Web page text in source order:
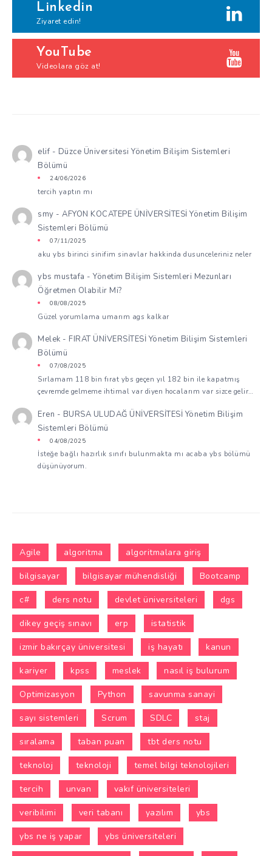
Linkedin
Ziyaret edin!
YouTube
Videolara göz at!
elif - Düzce Üniversitesi Yönetim Bilişim Sistemleri
Bölümü
24/06/2026
tercih yaptın mı
smy -AFYON KOCATEPE ÜNİVERSİTESİ Yönetim Bilişim
Sistemleri Bölümü
07/11/2025
aku ybs birinci sinifim sinavlar hakkinda dusunceleriniz neler
ybs mustafa -Yönetim Bilişim Sistemleri Mezunları
Öğretmen Olabilir Mi?
08/08/2025
Güzel yorumlama umarım ags kalkar
Melek - FIRAT ÜNİVERSİTESİ Yönetim Bilişim Sistemleri
Bölümü
07/08/2025
Sırlamam 118 bin fırat ybs geçen yıl 182 bin ile kapatmış
çevremde gelmeme ihtimal var diyen hocalarım var sizce gelir…
Eren - BURSA ULUDAĞ ÜNİVERSİTESİ Yönetim Bilişim
Sistemleri Bölümü
04/08/2025
İsteğe bağlı hazırlık sınıfı bulunmakta mı acaba ybs bölümü
düşünüyorum.
Agile algoritma algoritmalara giriş
bilgisayar bilgisayar mühendisliği Bootcamp
c# ders notu devlet üniversiteleri dgs
dikey geçiş sınavı erp istatistik
izmir bakırçay üniversitesi iş hayatı kanun
kariyer kpss meslek nasıl iş bulurum
Optimizasyon Python savunma sanayi
sayı sistemleri Scrum SDLC staj
sıralama taban puan tbt ders notu
teknoloj teknoloji temel bilgi teknolojileri
tercih unvan vakıf üniversiteleri
veribilimi veri tabanı yazılım ybs
ybs ne iş yapar ybs üniversiteleri